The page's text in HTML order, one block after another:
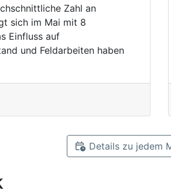
Zahl an
sich im Mai mit 8
Einfluss auf
und Feldarbeiten haben
Details zu jedem